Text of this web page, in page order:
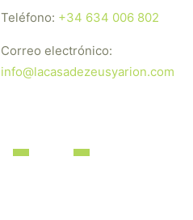
Teléfono: +34 634 006 802
Correo electrónico:
info@lacasadezeusyarion.com